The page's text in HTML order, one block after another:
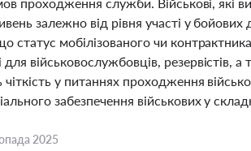
залежно від рівня участі у
статус мобілізованого чи
військовослужбовців, резервістів,
у питаннях проходження
забезпечення військових у
2025